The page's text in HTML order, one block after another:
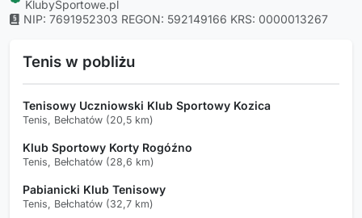
KlubySportowe.pl
NIP: 7691952303 REGON: 592149166 KRS: 0000013267
Tenis w pobliżu
Tenisowy Uczniowski Klub Sportowy Kozica
Tenis, Bełchatów (20,5 km)
Klub Sportowy Korty Rogóźno
Tenis, Bełchatów (28,6 km)
Pabianicki Klub Tenisowy
Tenis, Bełchatów (32,7 km)